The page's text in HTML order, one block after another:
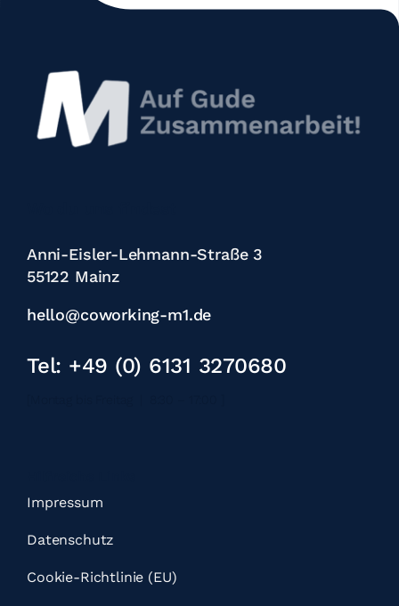
Anni-Eisler-Lehmann-Straße 3
55122 Mainz
hello@coworking-m1.de
Tel: +49 (0) 6131 3270680
Impressum
Datenschutz
Cookie-Richtlinie (EU)